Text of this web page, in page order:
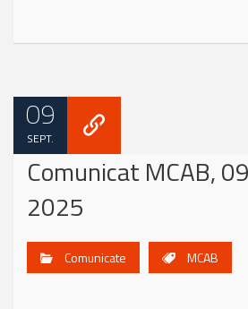
09
SEPT.
Comunicat MCAB,
2025
Comunicate MCAB